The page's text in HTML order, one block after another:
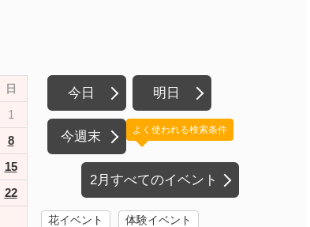
日
1
8
15
22
今日 明日
今週末
2月すべてのイベント
よく使われる検索条件
花イベント
体験イベント